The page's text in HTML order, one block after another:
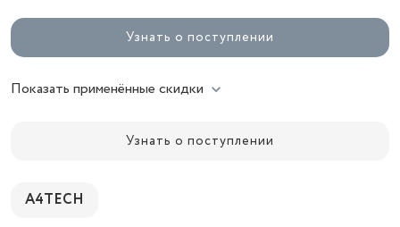
Узнать о поступлении
Показать применённые скидки
Узнать о поступлении
A4TECH